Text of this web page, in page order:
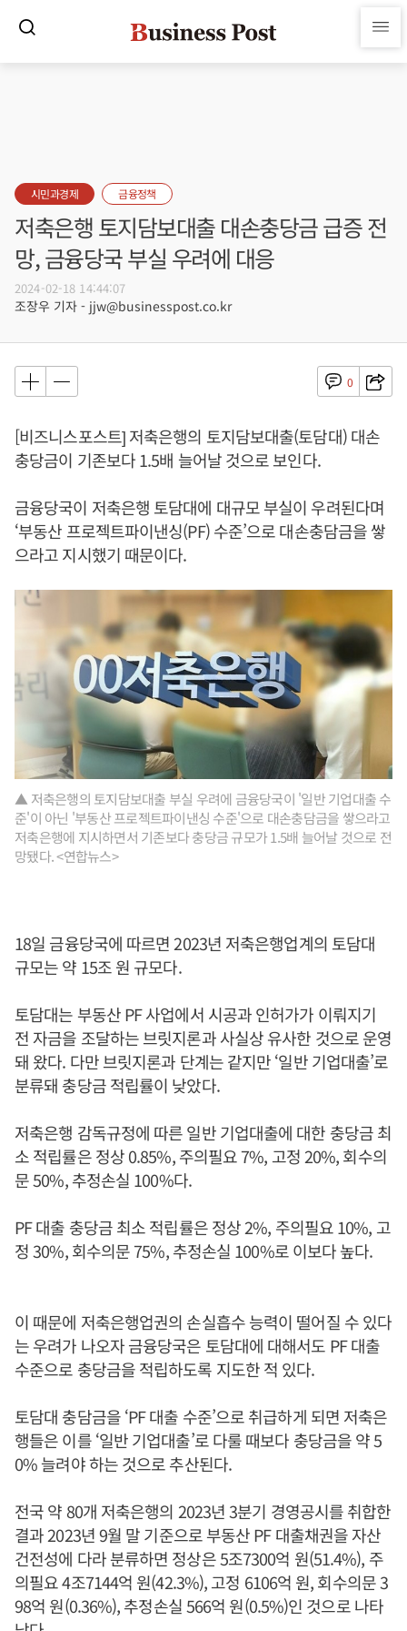
시민과경제 금융정책
저축은행 토지담보대출 대손충당금 급증 전
망, 금융당국 부실 우려에 대응
2024-02-18 14:44:07
조장우 기자 - jjw@businesspost.co.kr
0
[비즈니스포스트] 저축은행의 토지담보대출(토담대) 대손
충당금이 기존보다 1.5배 늘어날 것으로 보인다.
금융당국이 저축은행 토담대에 대규모 부실이 우려된다며
‘부동산 프로젝트파이낸싱(PF) 수준’으로 대손충담금을 쌓
으라고 지시했기 때문이다.
▲ 저축은행의 토지담보대출 부실 우려에 금융당국이 '일반 기업대출 수
준'이 아닌 '부동산 프로젝트파이낸싱 수준'으로 대손충담금을 쌓으라고
저축은행에 지시하면서 기존보다 충당금 규모가 1.5배 늘어날 것으로 전
망됐다. <연합뉴스>
18일 금융당국에 따르면 2023년 저축은행업계의 토담대
규모는 약 15조 원 규모다.
토담대는 부동산 PF 사업에서 시공과 인허가가 이뤄지기
전 자금을 조달하는 브릿지론과 사실상 유사한 것으로 운영
돼 왔다. 다만 브릿지론과 단계는 같지만 ‘일반 기업대출’로
분류돼 충당금 적립률이 낮았다.
저축은행 감독규정에 따른 일반 기업대출에 대한 충당금 최
소 적립률은 정상 0.85%, 주의필요 7%, 고정 20%, 회수의
문 50%, 추정손실 100%다.
PF 대출 충당금 최소 적립률은 정상 2%, 주의필요 10%, 고
정 30%, 회수의문 75%, 추정손실 100%로 이보다 높다.
이 때문에 저축은행업권의 손실흡수 능력이 떨어질 수 있다
는 우려가 나오자 금융당국은 토담대에 대해서도 PF 대출
수준으로 충당금을 적립하도록 지도한 적 있다.
토담대 충담금을 ‘PF 대출 수준’으로 취급하게 되면 저축은
행들은 이를 ‘일반 기업대출’로 다룰 때보다 충당금을 약 5
0% 늘려야 하는 것으로 추산된다.
전국 약 80개 저축은행의 2023년 3분기 경영공시를 취합한
결과 2023년 9월 말 기준으로 부동산 PF 대출채권을 자산
건전성에 다라 분류하면 정상은 5조7300억 원(51.4%), 주
의필요 4조7144억 원(42.3%), 고정 6106억 원, 회수의문 3
98억 원(0.36%), 추정손실 566억 원(0.5%)인 것으로 나타